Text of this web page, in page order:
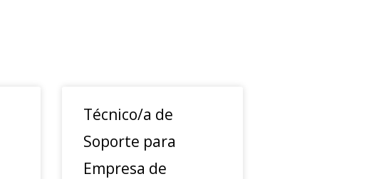
Técnico/a de
Soporte para
Empresa de